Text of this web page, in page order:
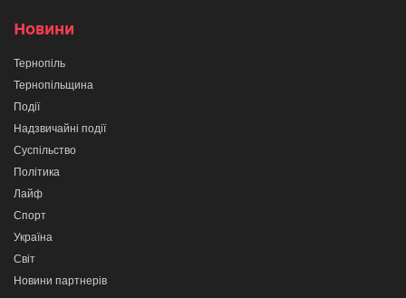
Новини
Тернопіль
Тернопільщина
Події
Надзвичайні події
Суспільство
Політика
Лайф
Спорт
Україна
Світ
Новини партнерів